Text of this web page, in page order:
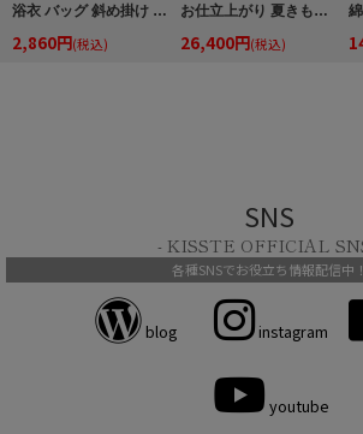
浴衣 バッグ 斜め掛け かご巾着 浴衣 バッグ レディース 和柄 黒かご 茶かご 浴衣バッグ 浴衣バック かごバック カゴ 籠 巾着 ベトナムバッグ
2,860円(税込)
お仕立上がり 夏きもの 《モダン柄 ＊ 青緑》 フリーサイズ
26,400円(税込)
SNS
- KISSTE OFFICIAL
各種SNSでお役立ち情報配信中！
blog instagram
youtube